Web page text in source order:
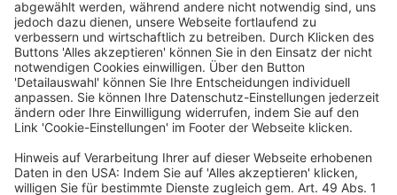
Wirtschaftsrecht
BGH: Rückkehrpflicht für über Uber X
gebuchte Mietwagen ist bei rein nationalem
Sachverhalt nicht am Unionsrecht zu messen
Veröffentlicht am3. Juni 2026vonkw